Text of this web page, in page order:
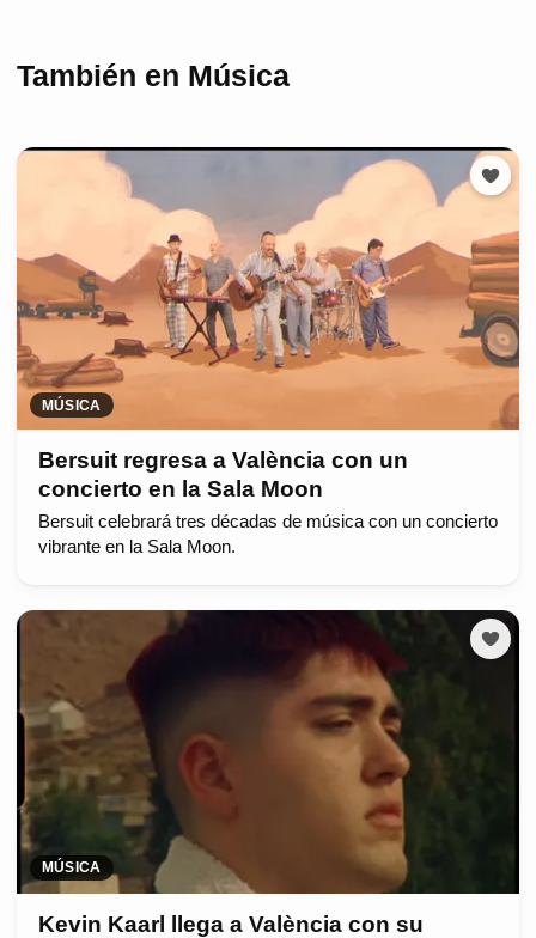
También en Música
MÚSICA
Bersuit regresa a València con un
concierto en la Sala Moon
Bersuit celebrará tres décadas de música con un concierto
vibrante en la Sala Moon.
MÚSICA
Kevin Kaarl llega a València con su